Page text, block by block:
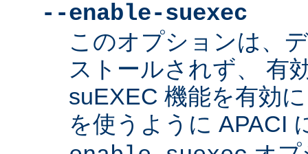
--enable-suexec
このオプションは、
ストールされず、 有
suEXEC 機能を有効
を使うように APACI